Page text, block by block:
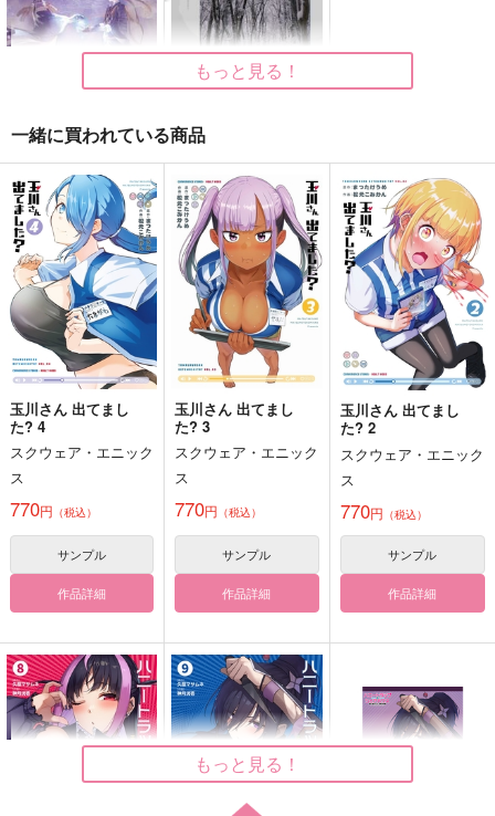
サンプル サンプル
作品詳細
いとしさをつづる
900円
アスモデウス×鈴木入間
束の間のきらめき
WowYeah
692円
魅上照×夜神月
Identity Poison 01
WhiteCipher
629円
Ｌ×夜神月
掌の中の…（ペーパー
付）
ロンノとカルス
935円（税込）
刀剣乱舞
三日月宗近×山姥切国広
サンプル
カート
折れたくないならせい
ぜい生き延びろ
プラリネ
専売 787円（税込）
刀剣乱舞
三日月宗近×山姥切国広
サンプル
カート
もっと見る！
一緒に買われている商品
玉川さん 出てまし
た? 4
スクウェア・エニック
ス
770円 （税込）
サンプル
作品詳細
玉川さん 出てまし
た? 3
スクウェア・エニック
ス
770円 （税込）
サンプル
作品詳細
玉川さん 出てまし
た? 2
スクウェア・エニック
ス
770円 （税込）
サンプル
作品詳細
もっと見る！